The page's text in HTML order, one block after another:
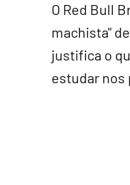
O Red Bull
machista"
justifica o
estudar nos